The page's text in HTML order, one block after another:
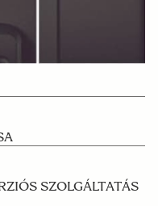
SZOLGÁLTATÁS